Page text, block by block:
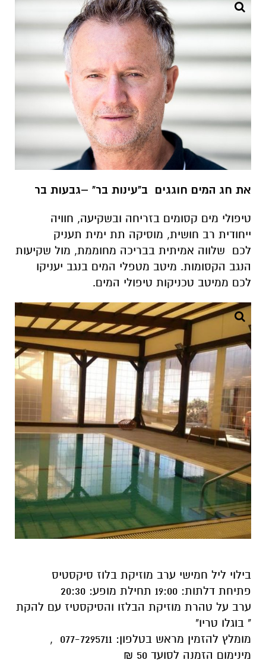
את חג המים חוגגים ב"עינות בר" –גבעות בר
טיפולי מים קסומים בזריחה ובשקיעה, חוויה
ייחודית רב חושית, מוסיקה תת ימית תעניק
לכם
שלווה אמיתית בבריכה מחוממת, מול שקיעות
הנגב הקסומות. מיטב מטפלי המים בנגב יעניקו
לכם ממיטב טכניקות טיפולי המים.
בילוי ליל חמישי ערב מוזיקת בלוז סיקסטיס
פתיחת דלתות: 19:00 תחילת מופע: 20:30
ערב על טהרת מוזיקת הבלזו והסיקסטיז עם להקת
" בוגלו טריו"
מומלץ להזמין מראש בטלפון: 077-7295711 ,
מינימום הזמנה לסועד 50 ₪